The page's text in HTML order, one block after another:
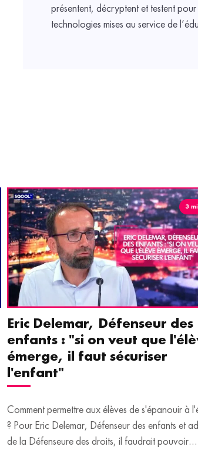
présentent, décryptent et testent pour
technologies mises au service de
3
Eric Delemar, Défenseur des
enfants : "si on veut que
émerge, il faut sécuriser
l'enfant"
Comment permettre aux élèves de s'épanouir à
? Pour Eric Delemar, Défenseur des enfants et
de la Défenseure des droits, il faudrait pouvoir